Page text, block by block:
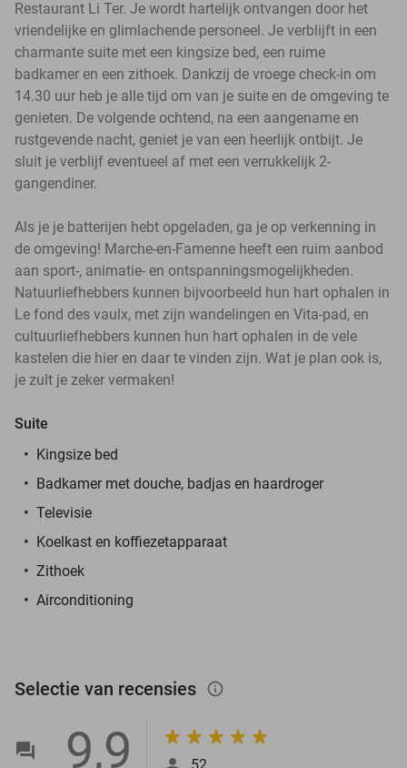
Restaurant Li Ter. Je wordt hartelijk ontvangen door het
vriendelijke en glimlachende personeel. Je verblijft in een
charmante suite met een kingsize bed, een ruime
badkamer en een zithoek. Dankzij de vroege check-in om
14.30 uur heb je alle tijd om van je suite en de omgeving te
genieten. De volgende ochtend, na een aangename en
rustgevende nacht, geniet je van een heerlijk ontbijt. Je
sluit je verblijf eventueel af met een verrukkelijk 2-
gangendiner.
Als je je batterijen hebt opgeladen, ga je op verkenning in
de omgeving! Marche-en-Famenne heeft een ruim aanbod
aan sport-, animatie- en ontspanningsmogelijkheden.
Natuurliefhebbers kunnen bijvoorbeeld hun hart ophalen in
Le fond des vaulx, met zijn wandelingen en Vita-pad, en
cultuurliefhebbers kunnen hun hart ophalen in de vele
kastelen die hier en daar te vinden zijn. Wat je plan ook is,
je zult je zeker vermaken!
Suite
Kingsize bed
Badkamer met douche, badjas en haardroger
Televisie
Koelkast en koffiezetapparaat
Zithoek
Airconditioning
Selectie van recensies info_outlined
9,9